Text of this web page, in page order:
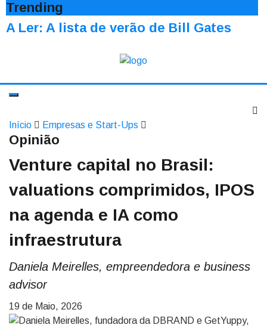
Trending
A Ler: A lista de verão de Bill Gates
Início Empresas e Start-Ups
Opinião
Venture capital no Brasil:
valuations comprimidos, IPOS
na agenda e IA como
infraestrutura
Daniela Meirelles, empreendedora e business
advisor
19 de Maio, 2026